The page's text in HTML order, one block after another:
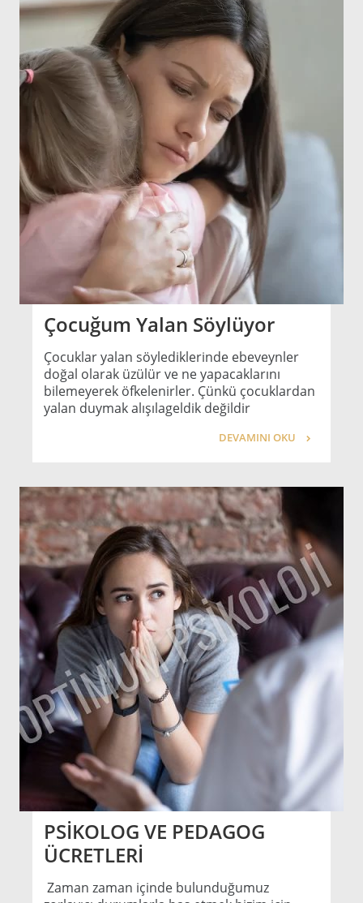
Çocuğum Yalan Söylüyor
Çocuklar yalan söylediklerinde ebeveynler
doğal olarak üzülür ve ne yapacaklarını
bilemeyerek öfkelenirler. Çünkü çocuklardan
yalan duymak alışılageldik değildir
DEVAMINI OKU
PSİKOLOG VE PEDAGOG
ÜCRETLERİ
Zaman zaman içinde bulunduğumuz